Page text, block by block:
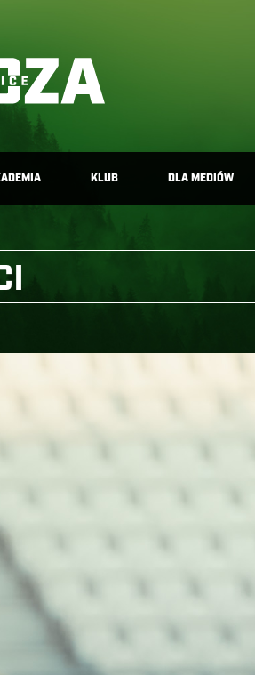
KLUB DLA MEDIÓW